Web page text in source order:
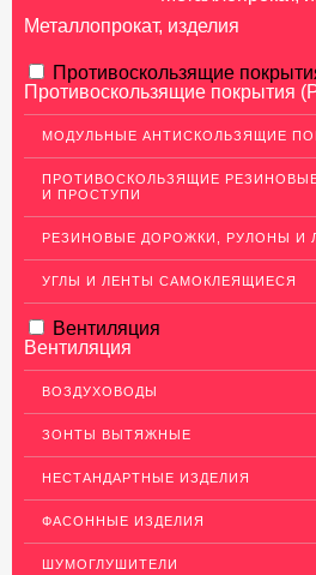
Металлопрокат, изделия
АЛЮМИНИЕВЫЙ ПРОКАТ
Перфорированный лист
Алюминиевые листы
Гладкие алюминиевые листы
Рифленые алюминиевые листы
Алюминиевые профили
Алюминиевые трубы
Профиль для гипсокартона, МДФ,
Противоскользящие
Противоскользящие покрытия
МОДУЛЬНЫЕ АНТИСКОЛЬЗЯЩИЕ
ПРОТИВОСКОЛЬЗЯЩИЕ
И ПРОСТУПИ
РЕЗИНОВЫЕ ДОРОЖКИ, РУЛОНЫ И
УГЛЫ И ЛЕНТЫ САМОКЛЕЯЩИЕСЯ
Вентиляция
Вентиляция
ВОЗДУХОВОДЫ
ЗОНТЫ ВЫТЯЖНЫЕ
НЕСТАНДАРТНЫЕ ИЗДЕЛИЯ
ФАСОННЫЕ ИЗДЕЛИЯ
ШУМОГЛУШИТЕЛИ